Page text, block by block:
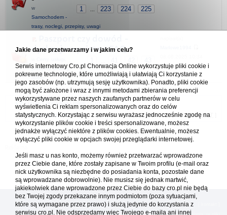
1 ... 223 224 225
w
Samochodem -
trasy, noclegi, przepisy, uwagi
dyskusja wycieta z FAQ
przepisy, porady
różne
Forum Chorwacja Online - Cro.pl
Usuń ciasteczka• Strefa czasowa: UTC + 1 (Polska - czas zimowy) [ DST
[reklama ] [
Jakie dane przetwarzamy i w jakim celu?
Serwis internetowy Cro.pl Chorwacja Online wykorzystuje pliki cookie i
pokrewne technologie, które umożliwiają i ułatwiają Ci korzystanie z
jego zasobów (np. utrzymują sesję użytkownika). Ponadto, pliki cookie
mogą być założone i wraz z innymi metodami zbierania preferencji
wykorzystywane przez naszych zaufanych partnerów w celu
wyświetlenia Ci reklam spersonalizowanych oraz do celów
statystycznych. Korzystając z serwisu wyrażasz jednocześnie zgodę na
wykorzystanie plików cookie i treści spersonalizowane, możesz
jednakże wyłączyć niektóre z plików cookies. Ewentualnie, możesz
wyłączyć pliki cookie w opcjach swojej przeglądarki internetowej.
Jeśli masz u nas konto, możemy również przetwarzać wprowadzone
przez Ciebie dane, które zostały zapisane w Twoim profilu (e-mail oraz
nick użytkownika są niezbędne do posiadania konta, pozostałe dane
są wprowadzane dobrowolnie). Nie musisz się jednak martwić,
jakiekolwiek dane wprowadzone przez Ciebie do bazy cro.pl nie będą
bez Twojej zgody przekazane innym podmiotom (poza sytuacjami,
które są wymagane przez prawo) i służą jedynie do korzystania z
serwisu cro.pl. Nie odsprzedamy więc Twojego e-maila ani innej